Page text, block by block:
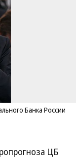
Банка России
ЦБ